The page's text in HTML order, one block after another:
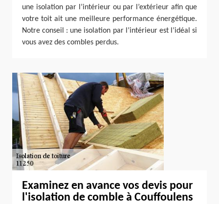
une isolation par l’intérieur ou par l’extérieur afin que
votre toit ait une meilleure performance énergétique.
Notre conseil : une isolation par l’intérieur est l’idéal si
vous avez des combles perdus.
Examinez en avance vos devis pour
l'isolation de comble à Couffoulens